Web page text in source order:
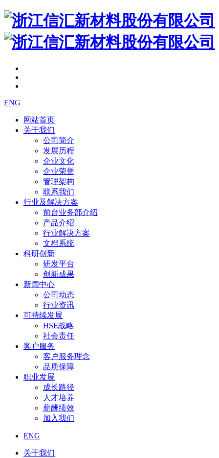
ENG
网站首页
关于我们
公司简介
发展历程
企业文化
企业荣誉
管理架构
联系我们
行业及解决方案
前台业务部介绍
产品介绍
行业解决方案
文档系统
科研创新
研发平台
创新成果
新闻中心
公司动态
行业资讯
可持续发展
HSE战略
社会责任
客户服务
客户服务理念
品质保障
职业发展
成长路径
人才培养
薪酬绩效
加入我们
ENG
关于我们